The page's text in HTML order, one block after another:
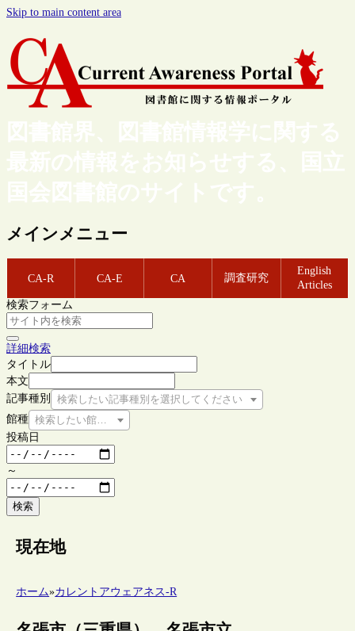
Skip to main content area
図書館界、図書館情報学に関する
最新の情報をお知らせする、国立
国会図書館のサイトです。
メインメニュー
CA-R CA-E CA 調査研究
English
Articles
検索フォーム
詳細検索
タイトル
本文
記事種別
検索したい記事種別を選択してください
館種 検索したい館種を選択してください
投稿日
～
検索
現在地
ホーム»カレントアウェアネス-R